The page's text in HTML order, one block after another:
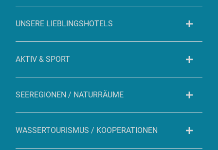
UNSERE LIEBLINGSHOTELS
AKTIV & SPORT
SEEREGIONEN / NATURRÄUME
WASSERTOURISMUS / KOOPERATIONEN